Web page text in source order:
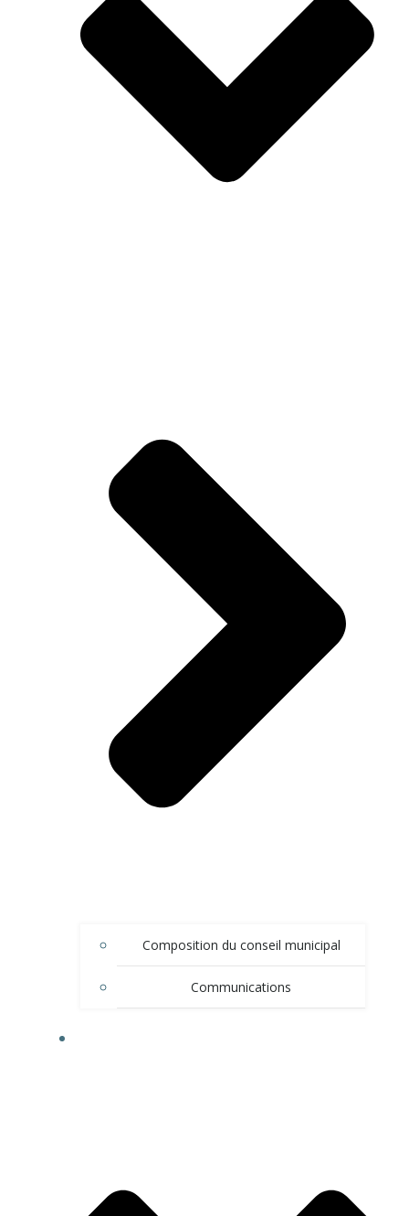
Composition du conseil municipal
Communications